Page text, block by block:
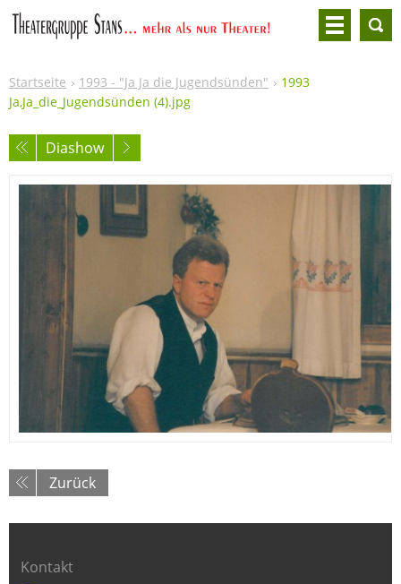
Startseite 1993 - "Ja Ja die Jugendsünden"
1993
Ja,Ja_die_Jugendsünden (4).jpg
Diashow
Zurück
Kontakt